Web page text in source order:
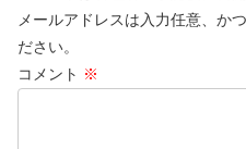
メールアドレスは入力任意、か
ださい。
コメント ※